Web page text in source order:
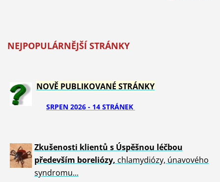
NEJPOPULÁRNĚJŠÍ STRÁNKY
NOVĚ PUBLIKOVANÉ STRÁNKY
SRPEN 2026 - 14 STRÁNEK
Zkušenosti klientů s Úspěšnou léčbou
především boreliózy, chlamydiózy, únavového
syndromu...